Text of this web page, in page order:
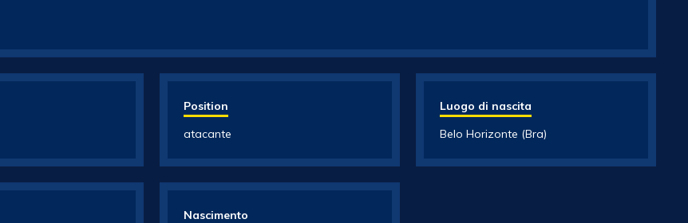
Position
atacante
Nascimento
Luogo di nascita
Belo Horizonte (Bra)